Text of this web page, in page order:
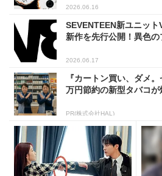
2026.06.16
SEVENTEEN新ユニッ
新作を先行公開！異色の
2026.06.17
『カートン買い、ダメ
万円節約の新型タバコが
PR(株式会社HAL)